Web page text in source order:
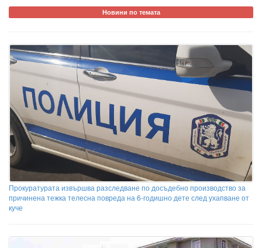
Новини по темата
Прокуратурата извършва разследване по досъдебно производство за
причинена тежка телесна повреда на 6-годишно дете след ухапване от
куче